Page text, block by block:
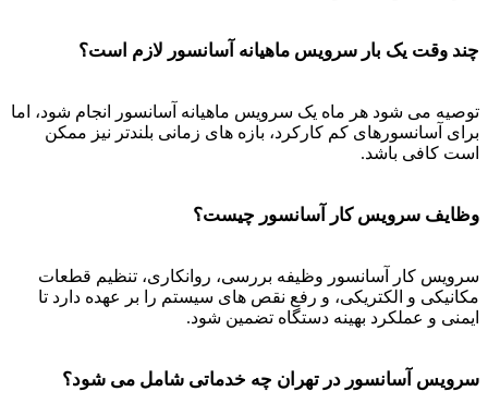
چند وقت یک بار سرویس ماهیانه آسانسور لازم است؟
توصیه می شود هر ماه یک سرویس ماهیانه آسانسور انجام شود، اما
برای آسانسورهای کم کارکرد، بازه های زمانی بلندتر نیز ممکن
است کافی باشد.
وظایف سرویس کار آسانسور چیست؟
سرویس کار آسانسور وظیفه بررسی، روانکاری، تنظیم قطعات
مکانیکی و الکتریکی، و رفع نقص های سیستم را بر عهده دارد تا
ایمنی و عملکرد بهینه دستگاه تضمین شود.
سرویس آسانسور در تهران چه خدماتی شامل می شود؟